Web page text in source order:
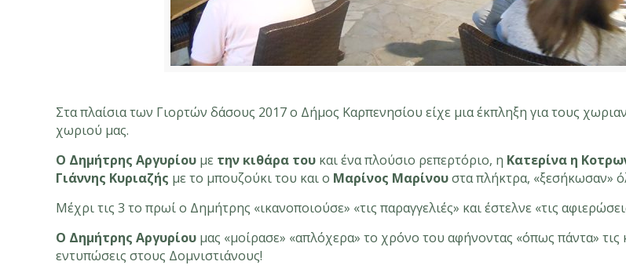
Στα πλαίσια των Γιορτών δάσους 2017 ο Δήμος Καρπενησίου είχε μια έκπληξη για τους
χωριού μας.
Ο Δημήτρης Αργυρίου με την κιθάρα του και ένα πλούσιο ρεπερτόριο, η Κατερίνα η
Γιάννης Κυριαζής με το μπουζούκι του και ο Μαρίνος Μαρίνουστα πλήκτρα, «ξεσήκωσαν»
Μέχρι τις 3 το πρωί ο Δημήτρης «ικανοποιούσε» «τις παραγγελιές» και έστελνε «τις
Ο Δημήτρης Αργυρίου μας «μοίρασε» «απλόχερα» το χρόνο του αφήνοντας «όπως πάντα» τις
εντυπώσεις στους Δομνιστιάνους!